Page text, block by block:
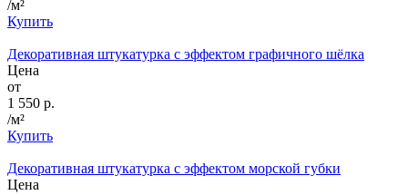
/м²
Купить
Декоративная штукатурка с эффектом графичного шёлка
Цена
от
1 550 р.
/м²
Купить
Декоративная штукатурка с эффектом морской губки
Цена